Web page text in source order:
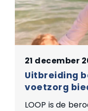
21 december
Uitbreiding
voetzorg
LOOP is de